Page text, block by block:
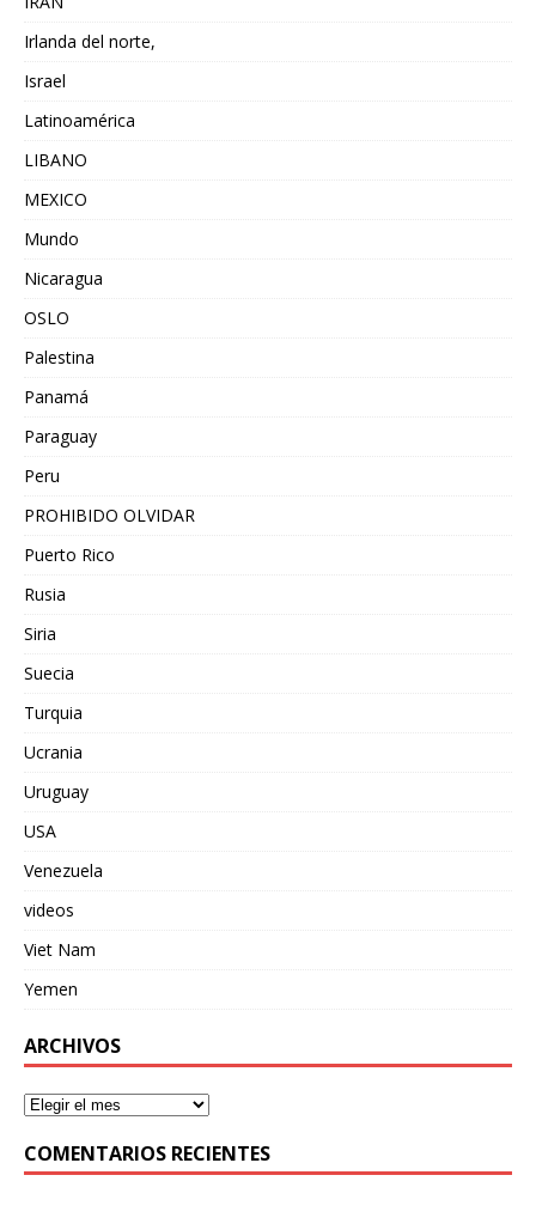
Irlanda del norte,
Israel
Latinoamérica
LIBANO
MEXICO
Mundo
Nicaragua
OSLO
Palestina
Panamá
Paraguay
Peru
PROHIBIDO OLVIDAR
Puerto Rico
Rusia
Siria
Suecia
Turquia
Ucrania
Uruguay
USA
Venezuela
videos
Viet Nam
Yemen
ARCHIVOS
COMENTARIOS RECIENTES